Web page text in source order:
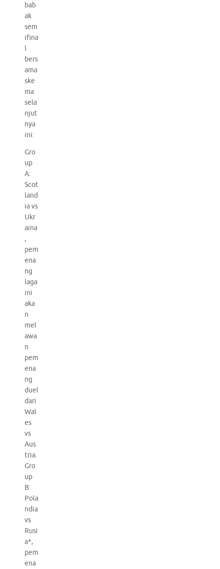
bab
ak
sem
ifina
l
bers
ama
ske
ma
sela
njut
nya
ini:
Gro
up
A:
Scot
land
ia vs
Ukr
aina
,
pem
ena
ng
laga
ini
aka
n
mel
awa
n
pem
ena
ng
duel
dari
Wal
es
vs
Aus
tria.
Gro
up
B:
Pola
ndia
vs
Rusi
a*,
pem
ena